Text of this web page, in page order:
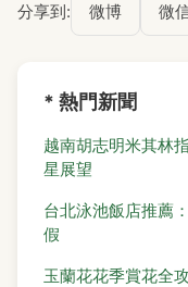
分享到: 微博 微
* 熱門新聞
越南胡志明米其林
星展望
台北泳池飯店推薦
假
玉蘭花花季賞花全